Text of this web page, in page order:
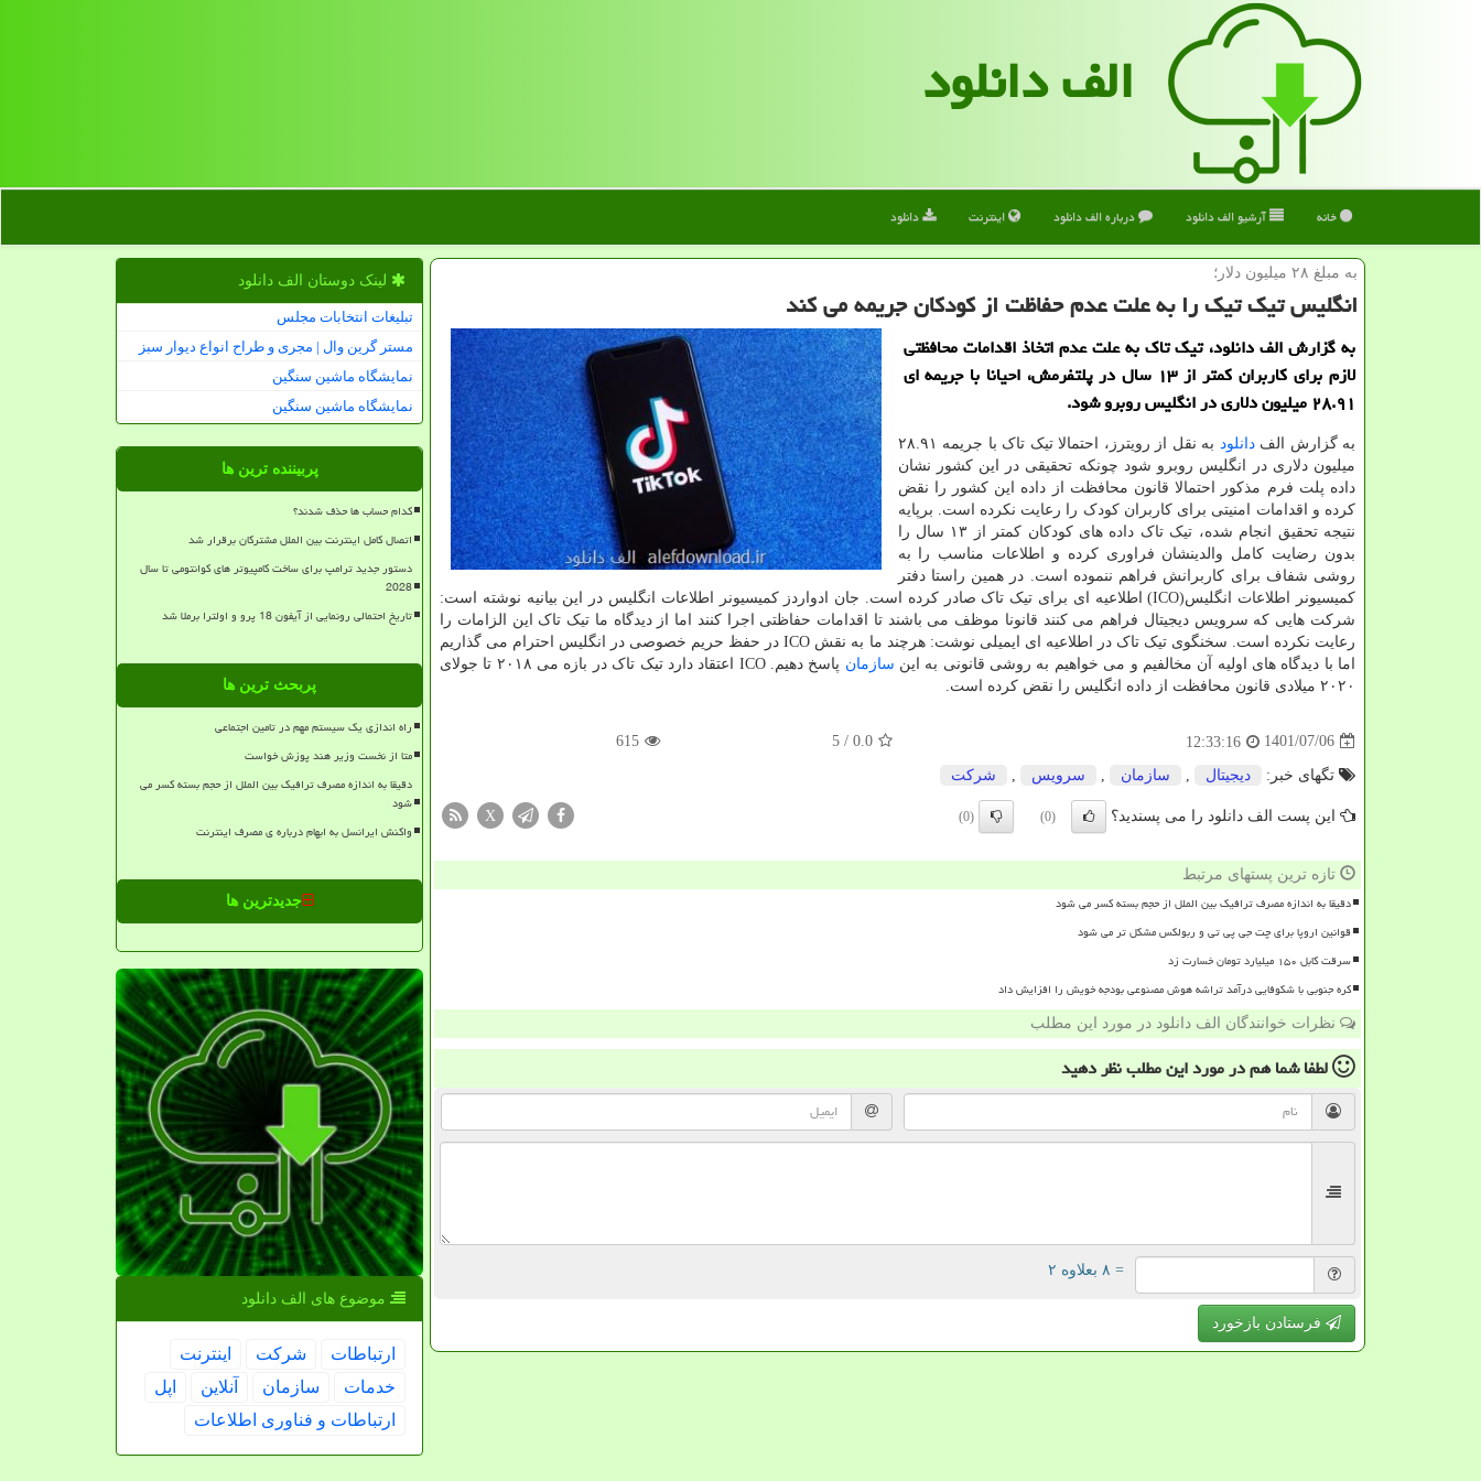
الف دانلود
خانه آرشیو الف دانلود درباره الف دانلود اینترنت دانلود
به مبلغ ۲۸ میلیون دلار؛
انگلیس تیک تیک را به علت عدم حفاظت از کودکان جریمه می کند
به گزارش الف دانلود، تیک تاک به علت عدم اتخاذ اقدامات محافظتی
لازم برای کاربران کمتر از ۱۳ سال در پلتفرمش، احیانا با جریمه ای
۲۸.۹۱ میلیون دلاری در انگلیس روبرو شود.
به گزارش الفدانلود
به نقل از رویترز، احتمالا تیک تاک با جریمه ۲۸.۹۱
میلیون دلاری در انگلیس روبرو شود چونکه تحقیقی در این کشور نشان
داده پلت فرم مذکور احتمالا قانون محافظت از داده این کشور را نقض
کرده و اقدامات امنیتی برای کاربران کودک را رعایت نکرده است. برپایه
نتیجه تحقیق انجام شده، تیک تاک داده های کودکان کمتر از ۱۳ سال را
بدون رضایت کامل والدینشان فراوری کرده و اطلاعات مناسب را به
روشی شفاف برای کاربرانش فراهم ننموده است. در همین راستا دفتر
کمیسیونر اطلاعات انگلیس(ICO) اطلاعیه ای برای تیک تاک صادر کرده است. جان ادواردز کمیسیونر اطلاعات انگلیس در این بیانیه نوشته است:
شرکت هایی که سرویس دیجیتال فراهم می کنند قانونا موظف می باشند تا اقدامات حفاظتی اجرا کنند اما از دیدگاه ما تیک تاک این الزامات را
رعایت نکرده است. سخنگوی تیک تاک در اطلاعیه ای ایمیلی نوشت: هرچند ما به نقش ICO در حفظ حریم خصوصی در انگلیس احترام می گذاریم
اما با دیدگاه های اولیه آن مخالفیم و می خواهیم به روشی قانونی به این سازمان
پاسخ دهیم. ICO اعتقاد دارد تیک تاک در بازه می ۲۰۱۸ تا جولای
۲۰۲۰ میلادی قانون محافظت از داده انگلیس را نقض کرده است.
1401/07/06
12:33:16
0.0
/ 5
615
تگهای خبر: دیجیتال سازمان سرویس شركت
این پست الف دانلود را می پسندید؟ (0)
(0)
X
تازه ترین پستهای مرتبط
دقیقا به اندازه مصرف ترافیک بین الملل از حجم بسته کسر می شود
قوانین اروپا برای چت جی پی تی و ربولکس مشکل تر می شود
سرقت کابل ۱۵۰ میلیارد تومان خسارت زد
کره جنوبی با شکوفایی درآمد تراشه هوش مصنوعی بودجه خویش را افزایش داد
نظرات خوانندگان الف دانلود در مورد این مطلب
لطفا شما همدر مورد این مطلبنظر دهید
= ۸ بعلاوه ۲
فرستادن بازخورد
لینک دوستان الف دانلود
تبلیغات انتخابات مجلس
مستر گرین وال | مجری و طراح انواع دیوار سبز
نمایشگاه ماشین سنگین
نمایشگاه ماشین سنگین
پربیننده ترین ها
کدام حساب ها حذف شدند؟
اتصال کامل اینترنت بین الملل مشترکان برقرار شد
دستور جدید ترامپ برای ساخت کامپیوتر های کوانتومی تا سال
2028
تاریخ احتمالی رونمایی از آیفون 18 پرو و اولترا برملا شد
پربحث ترین ها
راه اندازی یک سیستم مهم در تامین اجتماعی
متا از نخست وزیر هند پوزش خواست
دقیقا به اندازه مصرف ترافیک بین الملل از حجم بسته کسر می
شود
واکنش ایرانسل به ابهام درباره ی مصرف اینترنت
جدیدترین ها
موضوع های الف دانلود
ارتباطات شركت
اینترنت
خدمات
سازمان آنلاین
اپل
ارتباطات و فناوری اطلاعات